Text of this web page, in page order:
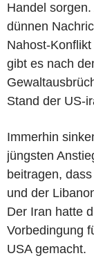
Handel
dünnen
Nahost-
gibt es nach
Stand der US-
Immerhin
jüngsten
beitragen,
und der
Der Iran hatte
Vorbedingung
USA gemacht.